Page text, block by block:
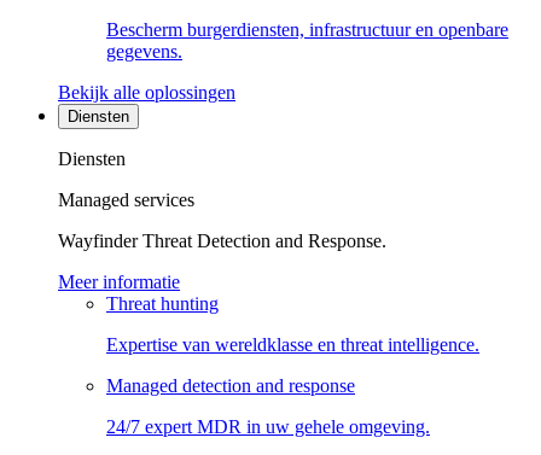
Bescherm burgerdiensten, infrastructuur en openbare
gegevens.
Bekijk alle oplossingen
Diensten
Diensten
Managed services
Wayfinder Threat Detection and Response.
Meer informatie
Threat hunting
Expertise van wereldklasse en threat intelligence.
Managed detection and response
24/7 expert MDR in uw gehele omgeving.